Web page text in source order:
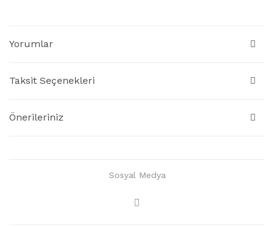
Yorumlar
Taksit Seçenekleri
Önerileriniz
Sosyal Medya